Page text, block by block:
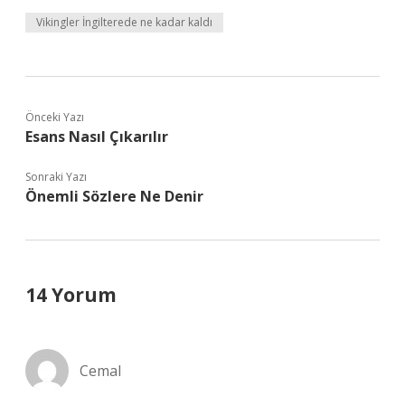
Vikingler İngilterede ne kadar kaldı
Önceki Yazı
Esans Nasıl Çıkarılır
Sonraki Yazı
Önemli Sözlere Ne Denir
14 Yorum
Cemal